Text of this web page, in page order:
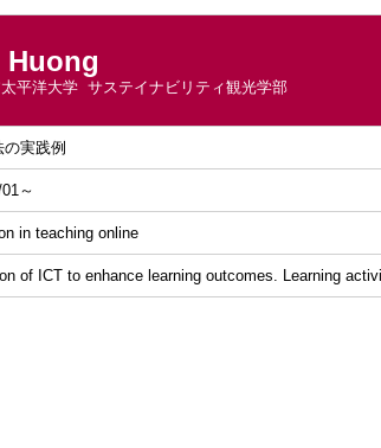
Huong
平洋大学 サステイナビリティ観光学部
実践例
～
in teaching online
of ICT to enhance learning outcomes. Learning